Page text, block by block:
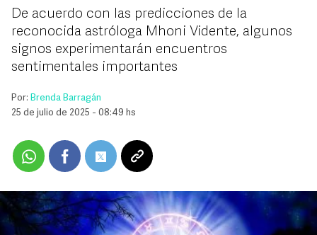
De acuerdo con las predicciones de la
reconocida astróloga Mhoni Vidente, algunos
signos experimentarán encuentros
sentimentales importantes
Por: Brenda Barragán
25 de julio de 2025 - 08:49 hs